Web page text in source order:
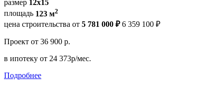
размер 12х15
площадь 123 м2
цена строительства от 5 781 000 ₽ 6 359 100 ₽
Проект от 36 900 р.
в ипотеку от 24 373р/мес.
Подробнее